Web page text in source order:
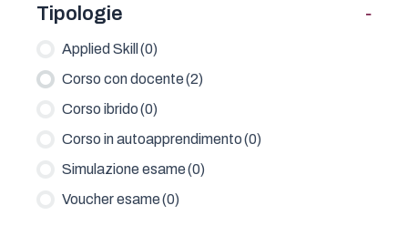
Tipologie -
Applied Skill (0)
Corso con docente(2)
Corso ibrido(0)
Corso in autoapprendimento(0)
Simulazione esame(0)
Voucher esame(0)